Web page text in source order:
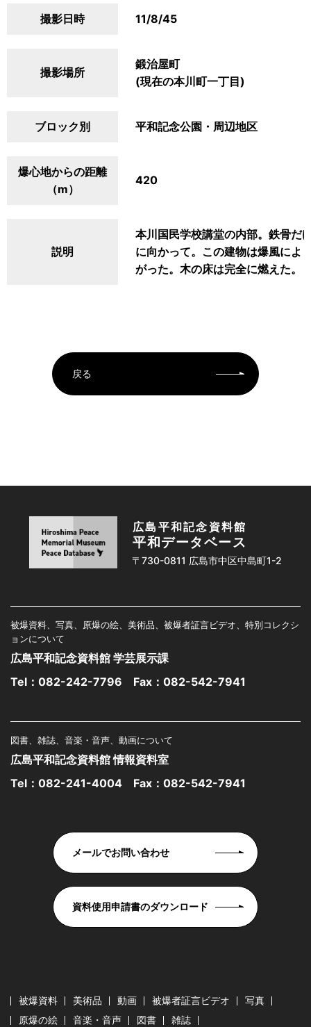
撮影日時 11/8/45
撮影場所
鍛治屋町
(現在の本川町一丁目)
ブロック別 平和記念公園・周辺地区
爆心地からの距離
（m）
420
説明
本川国民学校講堂の内部。鉄骨だ
に向かって。この建物は爆風によ
がった。木の床は完全に燃えた。
戻る
広島平和記念資料館
平和データベース
〒730-0811 広島市中区中島町1-2
被爆資料、写真、原爆の絵、美術品、被爆者証言ビデオ、特別コレクシ
ョンについて
広島平和記念資料館 学芸展示課
Tel： 082-242-7796 Fax：082-542-7941
図書、雑誌、音楽・音声、動画について
広島平和記念資料館 情報資料室
Tel： 082-241-4004 Fax：082-542-7941
メールでお問い合わせ
資料使用申請書のダウンロード
被爆資料 美術品 動画 被爆者証言ビデオ
写真
原爆の絵
音楽・音声 図書 雑誌